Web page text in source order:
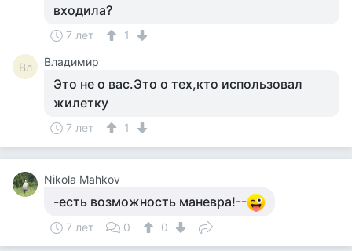
входила?
7 лет 1
Вл Владимир
Это не о вас.Это о тех,кто использовал
жилетку
7 лет 1
Nikola Mahkov
-есть возможность маневра!--
7 лет 0 0